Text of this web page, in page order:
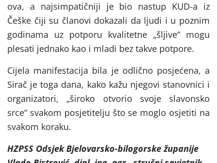
ova, a najsimpatičniji je bio nastup KUD-a iz
Češke čiji su članovi dokazali da ljudi i u poznim
godinama uz potporu kvalitetne „šljive“ mogu
plesati jednako kao i mladi bez takve potpore.
Cijela manifestacija bila je odlično posjećena, a
Sirač je toga dana, kako kažu njegovi stanovnici i
organizatori, „široko otvorio svoje slavonsko
srce“ svakom posjetitelju što se moglo osjetiti na
svakom koraku.
HZPSS Odsjek Bjelovarsko-bilogorske županije